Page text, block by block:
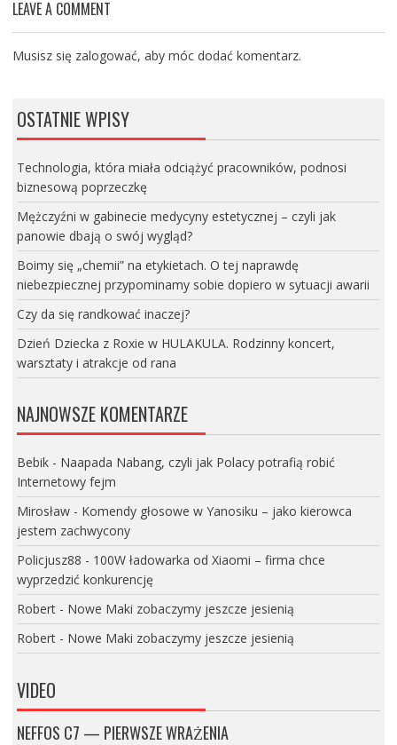
LEAVE A COMMENT
Musisz się zalogować, aby móc dodać komentarz.
OSTATNIE WPISY
Technologia, która miała odciążyć pracowników, podnosi
biznesową poprzeczkę
Mężczyźni w gabinecie medycyny estetycznej – czyli jak
panowie dbają o swój wygląd?
Boimy się „chemii” na etykietach. O tej naprawdę
niebezpiecznej przypominamy sobie dopiero w sytuacji awarii
Czy da się randkować inaczej?
Dzień Dziecka z Roxie w HULAKULA. Rodzinny koncert,
warsztaty i atrakcje od rana
NAJNOWSZE KOMENTARZE
Bebik- Naapada Nabang, czyli jak Polacy potrafią robić
Internetowy fejm
Mirosław- Komendy głosowe w Yanosiku – jako kierowca
jestem zachwycony
Policjusz88 - 100W ładowarka od Xiaomi – firma chce
wyprzedzić konkurencję
Robert- Nowe Maki zobaczymy jeszcze jesienią
Robert- Nowe Maki zobaczymy jeszcze jesienią
VIDEO
NEFFOS C7 — PIERWSZE WRAŻENIA